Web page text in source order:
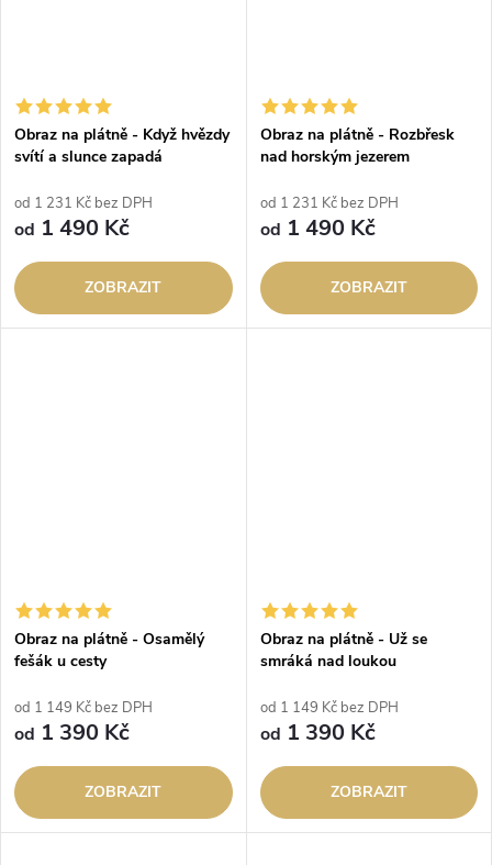
Obraz na plátně - Když hvězdy
svítí a slunce zapadá
od 1 231 Kč bez DPH
od 1 490 Kč
ZOBRAZIT
Obraz na plátně - Rozbřesk
nad horským jezerem
od 1 231 Kč bez DPH
od 1 490 Kč
ZOBRAZIT
Obraz na plátně - Osamělý
fešák u cesty
od 1 149 Kč bez DPH
od 1 390 Kč
ZOBRAZIT
Obraz na plátně - Už se
smráká nad loukou
od 1 149 Kč bez DPH
od 1 390 Kč
ZOBRAZIT